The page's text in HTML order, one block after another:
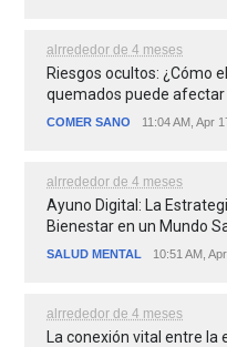
alrrededor de 4 meses
Riesgos ocultos: ¿Cómo
quemados puede
COMER SANO 11:04 AM, Apr
alrrededor de 4 meses
Ayuno Digital: La
Bienestar en un Mundo
SALUD MENTAL 10:51 AM,
alrrededor de 4 meses
La conexión vital entre la